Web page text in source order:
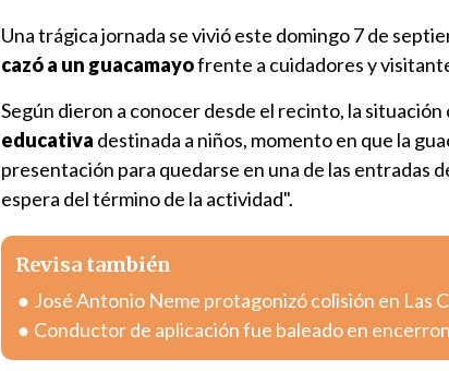
Una trágica jornada se vivió este domingo 7 de
cazó a un guacamayofrente a cuidadores y
Según dieron a conocer desde el recinto, la situación
educativa destinada a niños, momento en que la
presentación para quedarse en una de las entradas
espera del término de la actividad".
Revisa también
José Antonio Neme protagonizó colisión en Las
Conductor de aplicación fue baleado en